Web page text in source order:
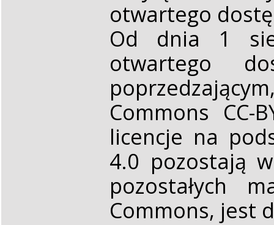
otwartego
Od dnia 1
otwartego
Commons CC-
licencje na
4.0 pozostają
pozostałych
Commons, jest